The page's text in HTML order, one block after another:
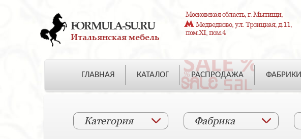
FORMULA-SU.RU
Итальянская мебель
Московская область, г. Мытищи,
Медведково, ул. Троицкая, д.11,
пом.XI, пом.4
ГЛАВНАЯ КАТАЛОГ РАСПРОДАЖА ФАБРИКИ
Категория Фабрика